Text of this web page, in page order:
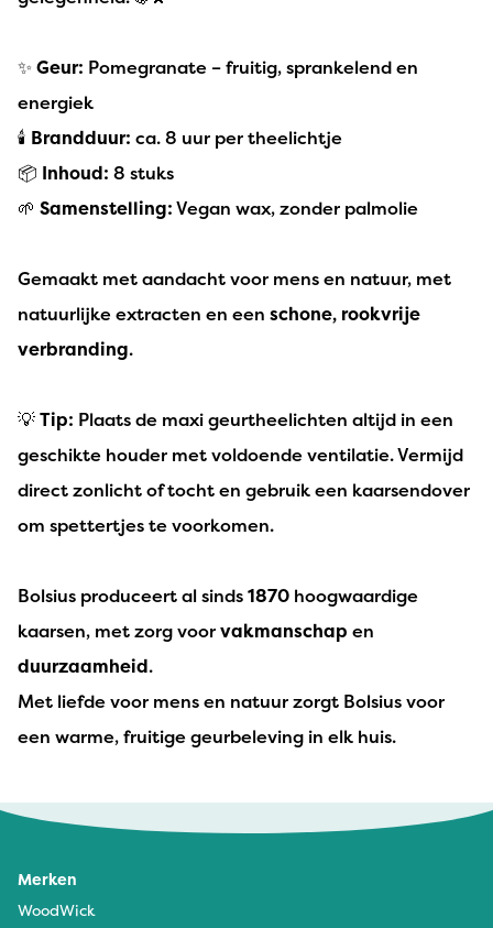
✨ Geur: Pomegranate – fruitig, sprankelend en
energiek
🕯️ Brandduur: ca. 8 uur per theelichtje
📦 Inhoud: 8 stuks
🌱 Samenstelling:Vegan wax, zonder palmolie
Gemaakt met aandacht voor mens en natuur, met
natuurlijke extracten en een schone, rookvrije
verbranding.
💡Tip: Plaats de maxi geurtheelichten altijd in een
geschikte houder met voldoende ventilatie. Vermijd
direct zonlicht of tocht en gebruik een kaarsendover
om spettertjes te voorkomen.
Bolsius produceert al sinds1870 hoogwaardige
kaarsen, met zorg voorvakmanschap en
duurzaamheid.
Met liefde voor mens en natuur zorgt Bolsius voor
een warme, fruitige geurbeleving in elk huis.
Merken
WoodWick